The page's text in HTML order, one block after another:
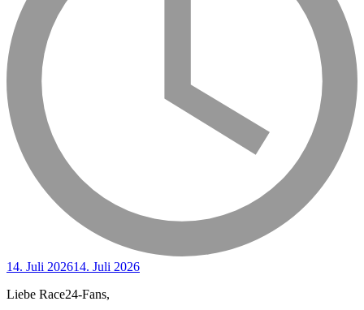
14. Juli 202614. Juli 2026
Liebe Race24-Fans,